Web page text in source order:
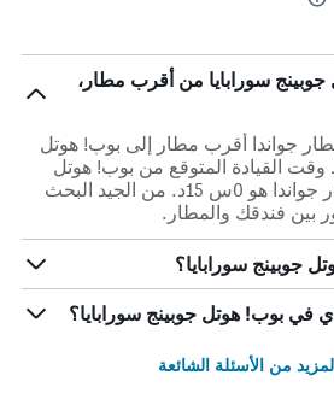
سورابايا من أقرب مطار،
، يعد مطار جواندا أقرب مطار إلى بوب! هوتل
وقت القيادة المتوقع من بوب! هوتل
جوبينج سورابايا إلى مطار جواندا هو 0س 15د. من الجيد البحث
بين فندقك والمطار.
جوبينج سورابايا؟
في بوب! هوتل جوبينج سورابايا؟
من الأسئلة الشائعة